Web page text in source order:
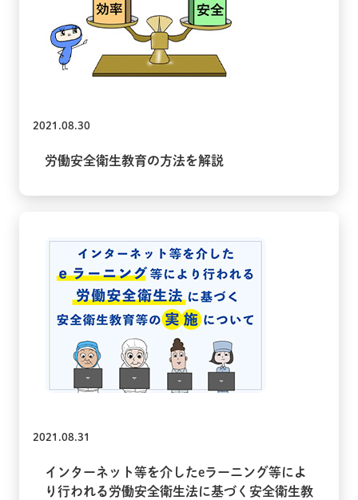
2021.08.30
労働安全衛生教育の方法を解説
2021.08.31
インターネット等を介したeラーニング等によ
り行われる労働安全衛生法に基づく安全衛生教